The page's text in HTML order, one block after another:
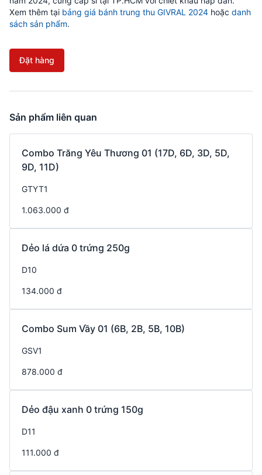
Xem thêm tại bảng giá bánh trung thu GIVRAL 2024 hoặc danh
sách sản phẩm.
Đặt hàng
Sản phẩm liên quan
Combo Trăng Yêu Thương 01 (17D, 6D, 3D, 5D,
9D, 11D)
GTYT1
1.063.000 đ
Dẻo lá dứa 0 trứng 250g
D10
134.000 đ
Combo Sum Vầy 01 (6B, 2B, 5B, 10B)
GSV1
878.000 đ
Dẻo đậu xanh 0 trứng 150g
D11
111.000 đ